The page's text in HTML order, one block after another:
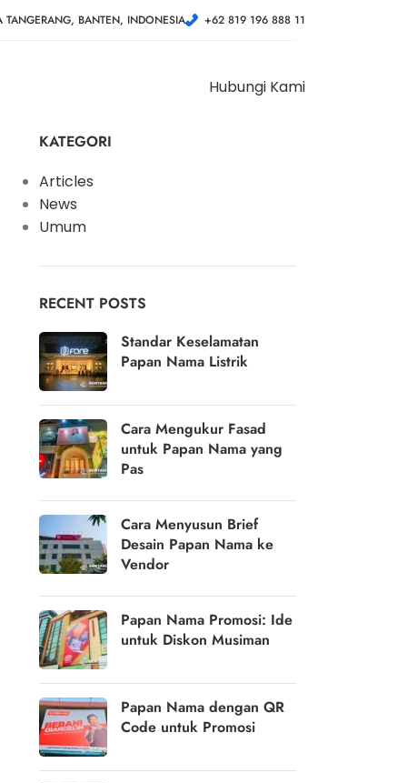
TANGERANG, BANTEN, INDONESIA +62 819 196 888 11
Hubungi Kami
KATEGORI
Articles
News
Umum
RECENT POSTS
Standar Keselamatan
Papan Nama Listrik
Cara Mengukur Fasad
untuk Papan Nama yang
Pas
Cara Menyusun Brief
Desain Papan Nama ke
Vendor
Papan Nama Promosi: Ide
untuk Diskon Musiman
Papan Nama dengan QR
Code untuk Promosi